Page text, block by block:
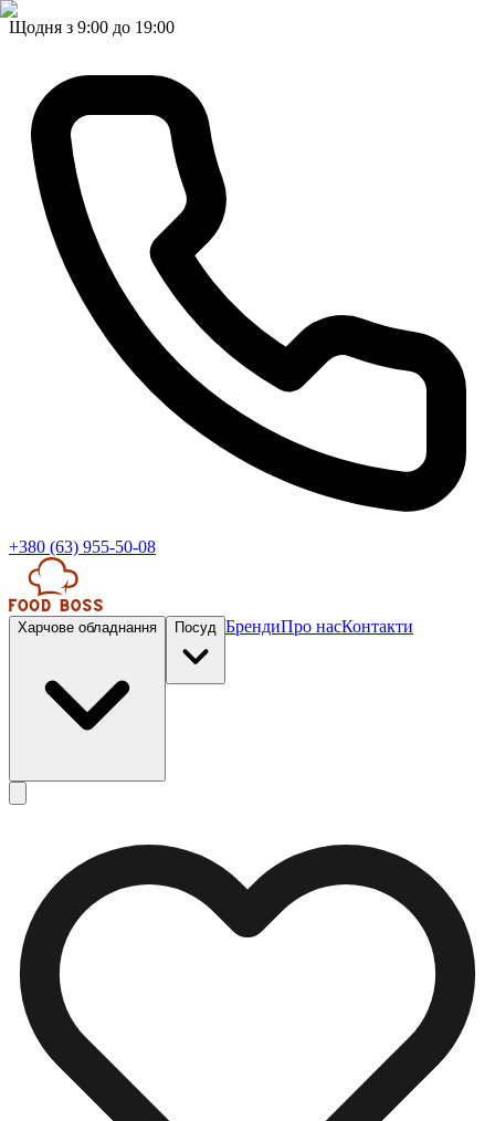
Щодня з 9:00 до 19:00
+380 (63) 955-50-08
Харчове обладнання Посуд БрендиПро насКонтакти